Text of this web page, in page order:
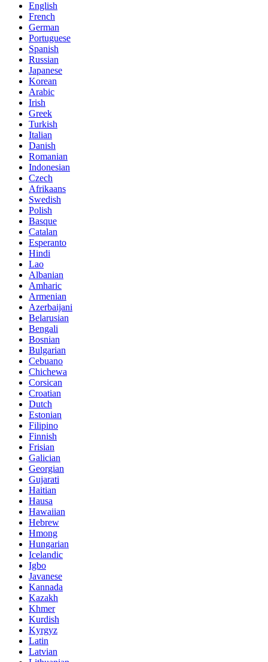
English
French
German
Portuguese
Spanish
Russian
Japanese
Korean
Arabic
Irish
Greek
Turkish
Italian
Danish
Romanian
Indonesian
Czech
Afrikaans
Swedish
Polish
Basque
Catalan
Esperanto
Hindi
Lao
Albanian
Amharic
Armenian
Azerbaijani
Belarusian
Bengali
Bosnian
Bulgarian
Cebuano
Chichewa
Corsican
Croatian
Dutch
Estonian
Filipino
Finnish
Frisian
Galician
Georgian
Gujarati
Haitian
Hausa
Hawaiian
Hebrew
Hmong
Hungarian
Icelandic
Igbo
Javanese
Kannada
Kazakh
Khmer
Kurdish
Kyrgyz
Latin
Latvian